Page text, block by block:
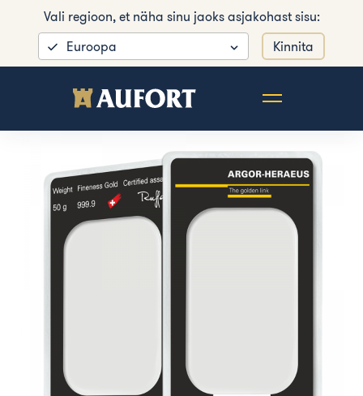
Vali regioon, et näha sinu jaoks asjakohast sisu:
Euroopa
Kinnita